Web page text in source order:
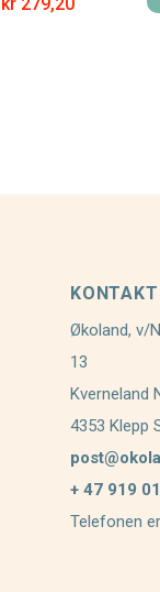
Økoland, v/
13
Kverneland
4353 Klepp
+ 47 919
Telefonen